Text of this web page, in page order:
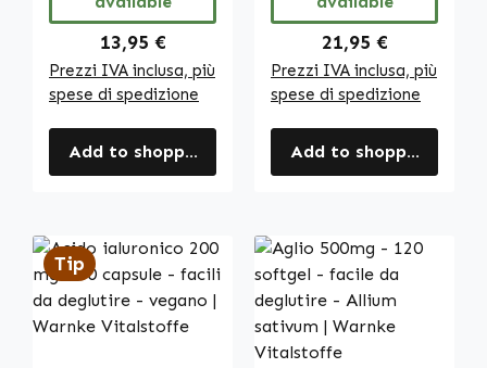
Regular price:
13,95 €
Prezzi IVA inclusa, più
spese di spedizione
Add to shopping cart
Regular price:
21,95 €
Prezzi IVA inclusa, più
spese di spedizione
Add to shopping cart
Tip